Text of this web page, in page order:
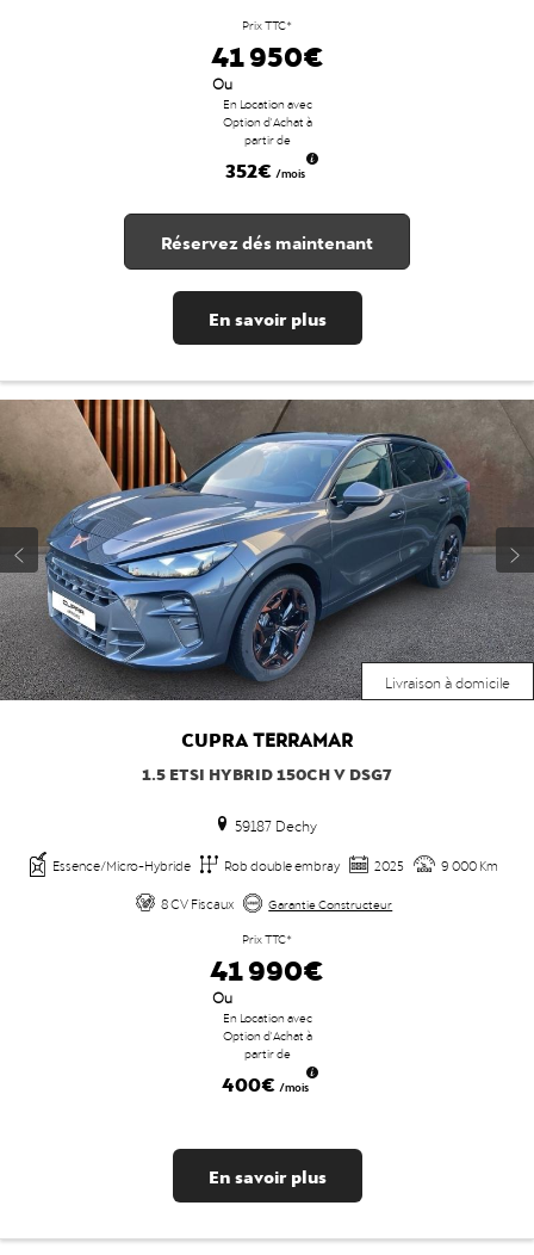
Prix TTC*
41 950€
Ou
En Location avec
Option d'Achat à
partir de
352€ /mois
Réservez dés maintenant
En savoir plus
Livraison à domicile
CUPRATERRAMAR
1.5 ETSI HYBRID 150CH V DSG7
59187 Dechy
Essence/Micro-Hybride Rob double embray 2025
9 000 Km
8 CV Fiscaux
Garantie Constructeur
Prix TTC*
41 990€
Ou
En Location avec
Option d'Achat à
partir de
400€ /mois
En savoir plus